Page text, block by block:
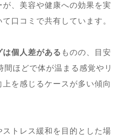
、美容や健康への効果を実
口コミで共有しています。
個人差がある ものの、目安
間ほどで体が温まる感覚やリ
を感じるケースが多い傾向
トレス緩和を目的とした場